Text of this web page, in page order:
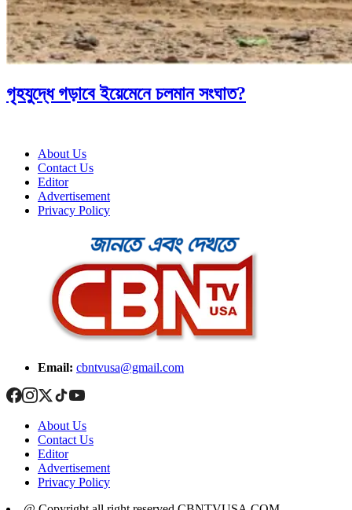
গৃহযুদ্ধে গড়াবে ইয়েমেনে চলমান সংঘাত?
About Us
Contact Us
Editor
Advertisement
Privacy Policy
Email: cbntvusa@gmail.com
About Us
Contact Us
Editor
Advertisement
Privacy Policy